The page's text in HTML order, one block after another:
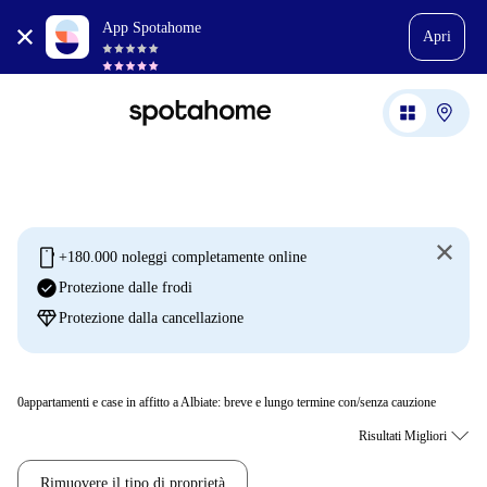
App Spotahome
Apri
mobile +180.000 noleggi completamente online
check_circleProtezione dalle frodi
diamondProtezione dalla cancellazione
0appartamenti e case in affitto a Albiate: breve e lungo termine con/senza cauzione
Rimuovere il tipo di proprietà